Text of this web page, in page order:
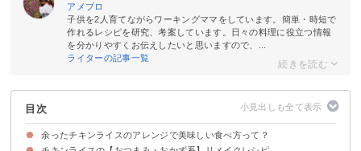
アメブロ
子供を2人育てながらワーキングママをしています。簡単・時短で
作れるレシピを研究、考案しています。日々の料理に役立つ情報
を分かりやすくお伝えしたいと思いますので、...
ライターの記事一覧
目次
余ったチキンライスのアレンジで美味しい食べ方って？